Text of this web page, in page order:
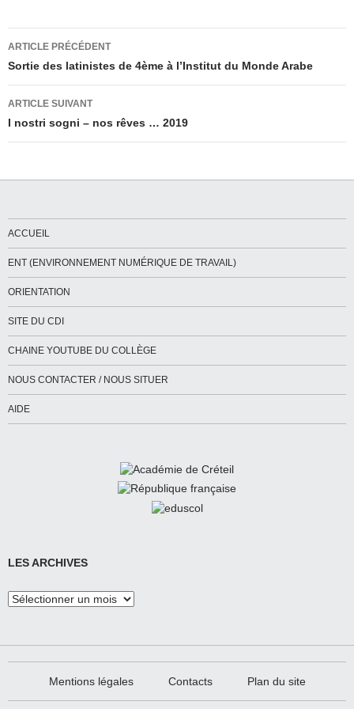
Navigation
des
articles
ARTICLE PRÉCÉDENT
Sortie des latinistes de 4ème à l’Institut du Monde Arabe
ARTICLE SUIVANT
I nostri sogni – nos rêves … 2019
ACCUEIL
ENT (ENVIRONNEMENT NUMÉRIQUE DE TRAVAIL)
ORIENTATION
SITE DU CDI
CHAINE YOUTUBE DU COLLÈGE
NOUS CONTACTER / NOUS SITUER
AIDE
LES ARCHIVES
Les
Mentions légales Contacts Plan du site